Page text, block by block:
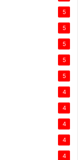
5
5
5
5
5
4
4
4
4
4